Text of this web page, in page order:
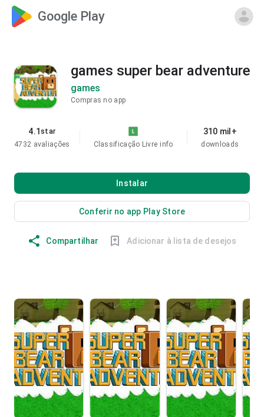
Google Play
games super bear adventure
games
Compras no app
4.1star
4732 avaliações
Classificação Livre info
310 mil+
downloads
Instalar
Conferir no app Play Store
Compartilhar Adicionar à lista de desejos